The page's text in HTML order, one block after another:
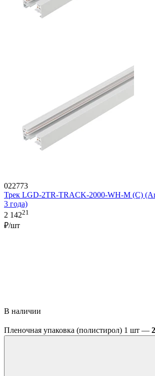
022773
Трек LGD-2TR-TRACK-2000-WH-M (C)
3 года)
2 14221
₽/шт
В наличии
Пленочная упаковка (полистирол) 1 шт —